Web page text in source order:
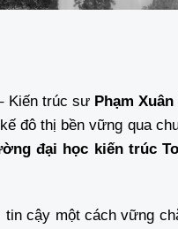
Kiến trúc sư Phạm
đô thị bền vững qua
đại học kiến trúc
cậy một cách vững